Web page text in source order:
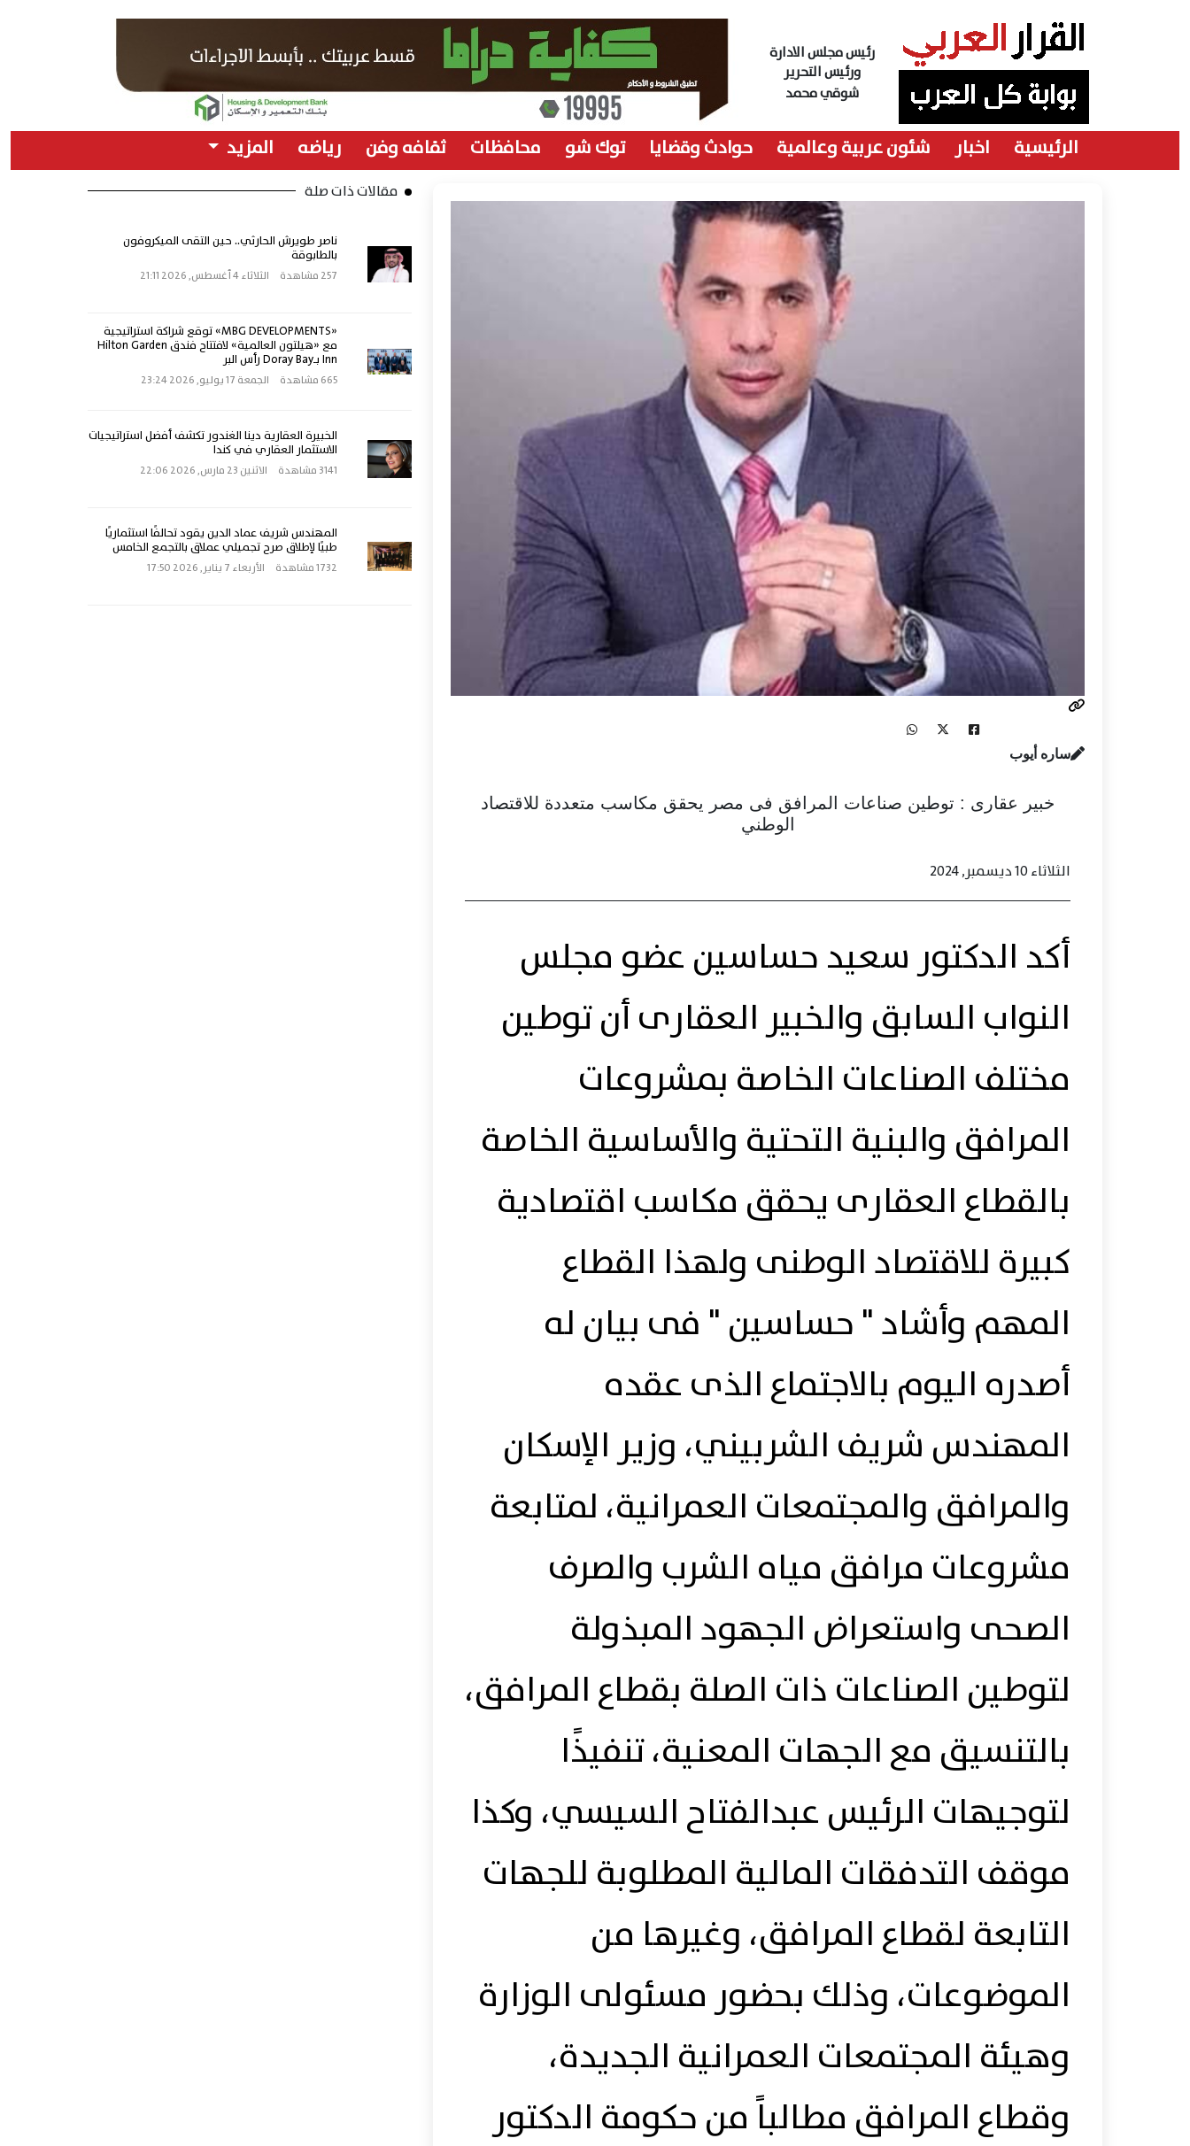
رئيس مجلس الادارة
ورئيس التحرير
شوقي محمد
الرئيسية اخبار شئون عربية وعالمية حوادث وقضايا توك شو محافظات ثقافه وفن رياضه المزيد
ساره أيوب
خبير عقارى : توطين صناعات المرافق فى مصر يحقق مكاسب متعددة للاقتصاد
الوطني
الثلاثاء 10 ديسمبر, 2024
أكد الدكتور سعيد حساسين عضو مجلس
النواب السابق والخبير العقارى أن توطين
مختلف الصناعات الخاصة بمشروعات
المرافق والبنية التحتية والأساسية الخاصة
بالقطاع العقارى يحقق مكاسب اقتصادية
كبيرة للاقتصاد الوطنى ولهذا القطاع
المهم وأشاد " حساسين " فى بيان له
أصدره اليوم بالاجتماع الذى عقده
المهندس شريف الشربيني، وزير الإسكان
والمرافق والمجتمعات العمرانية، لمتابعة
مشروعات مرافق مياه الشرب والصرف
الصحى واستعراض الجهود المبذولة
لتوطين الصناعات ذات الصلة بقطاع المرافق،
بالتنسيق مع الجهات المعنية، تنفيذًا
لتوجيهات الرئيس عبدالفتاح السيسي، وكذا
موقف التدفقات المالية المطلوبة للجهات
التابعة لقطاع المرافق، وغيرها من
الموضوعات، وذلك بحضور مسئولى الوزارة
وهيئة المجتمعات العمرانية الجديدة،
وقطاع المرافق مطالباً من حكومة الدكتور
مقالات ذات صلة
ناصر طويرش الحارثي.. حين التقى الميكروفون
بالطابوقة
257 مشاهدة الثلاثاء 4 أغسطس, 2026 21:11
«MBG DEVELOPMENTS» توقع شراكة استراتيجية
مع «هيلتون العالمية» لافتتاح فندق Hilton Garden
Inn بـDoray Bay رأس البر
665 مشاهدة الجمعة 17 يوليو, 2026 23:24
الخبيرة العقارية دينا الغندور تكشف أفضل استراتيجيات
الاستثمار العقاري في كندا
3141 مشاهدة الاثنين 23 مارس, 2026 22:06
المهندس شريف عماد الدين يقود تحالفًا استثماريًا
طبيًا لإطلاق صرح تجميلي عملاق بالتجمع الخامس
1732 مشاهدة الأربعاء 7 يناير, 2026 17:50